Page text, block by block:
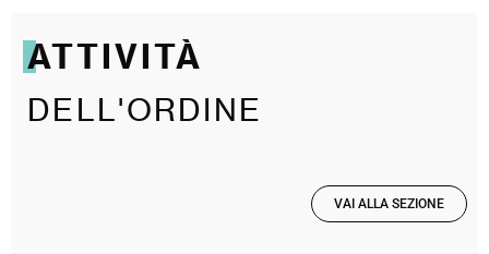
ATTIVITÀ
DELL'ORDINE
VAI ALLA SEZIONE